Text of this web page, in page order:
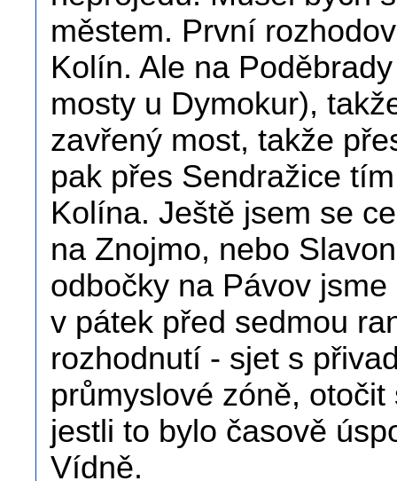
městem. První
Kolín. Ale na
mosty u Dymokur),
zavřený most, takže
pak přes Sendražice
Kolína. Ještě jsem se
na Znojmo, nebo
odbočky na Pávov
v pátek před sedmou
rozhodnutí - sjet s
průmyslové zóně,
jestli to bylo časově
Vídně.